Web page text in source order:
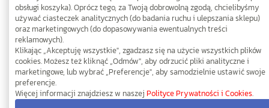
obsługi koszyka). Oprócz tego, za Twoją dobrowolną zgodą, chcielibyśmy
używać ciasteczek analitycznych (do badania ruchu i ulepszania sklepu)
oraz marketingowych (do dopasowywania ewentualnych treści
reklamowych).
Klikając „Akceptuję wszystkie", zgadzasz się na użycie wszystkich plików
cookies. Możesz też kliknąć „Odmów", aby odrzucić pliki analityczne i
marketingowe, lub wybrać „Preferencje", aby samodzielnie ustawić swoje
preferencje.
Więcej informacji znajdziesz w naszej Polityce Prywatności i Cookies.